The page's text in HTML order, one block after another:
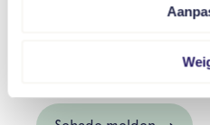
schadebehandelaars